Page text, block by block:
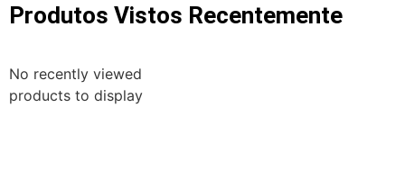
Produtos Vistos Recentemente
No recently viewed
products to display